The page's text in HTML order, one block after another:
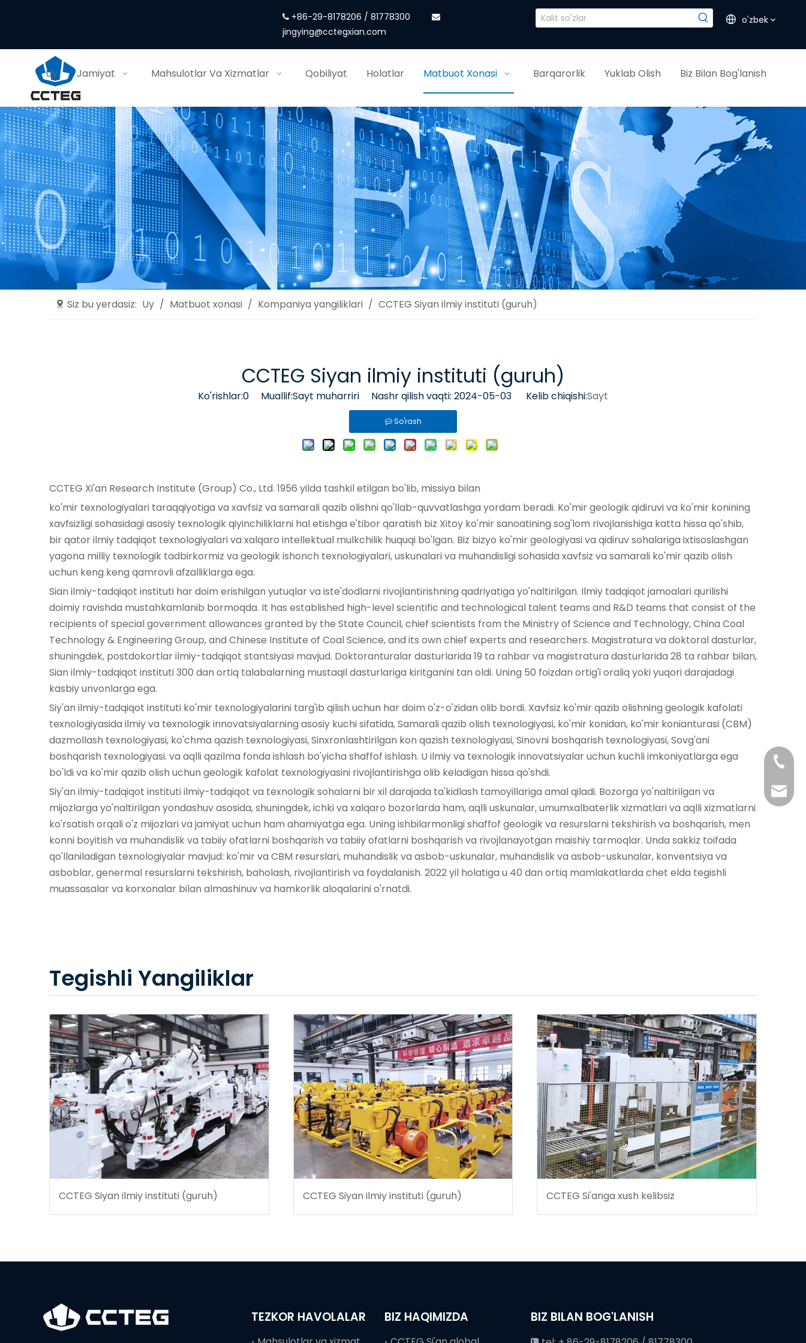
 +86-29-8178206 / 81778300
jingying@cctegxian.com
o'zbek
Uy Jamiyat Mahsulotlar Va Xizmatlar Qobiliyat Holatlar Matbuot Xonasi Barqarorlik Yuklab Olish Biz Bilan Bog'lanish
Siz bu yerdasiz: Uy / Matbuot xonasi / Kompaniya yangiliklari / CCTEG Siyan ilmiy instituti (guruh)
CCTEG Siyan ilmiy instituti (guruh)
Ko'rishlar:0 Muallif:Sayt muharriri Nashr qilish vaqti: 2024-05-03 Kelib chiqishi:Sayt
So'rash
CCTEG Xi'an Research Institute (Group) Co., Ltd. 1956 yilda tashkil etilgan bo'lib, missiya bilan
ko'mir texnologiyalari taraqqiyotiga va xavfsiz va samarali qazib olishni qo'llab-quvvatlashga yordam beradi. Ko'mir geologik qidiruvi va ko'mir konining
xavfsizligi sohasidagi asosiy texnologik qiyinchiliklarni hal etishga e'tibor qaratish biz Xitoy ko'mir sanoatining sog'lom rivojlanishiga katta hissa qo'shib,
bir qator ilmiy tadqiqot texnologiyalari va xalqaro intellektual mulkchilik huquqi bo'lgan. Biz bizyo ko'mir geologiyasi va qidiruv sohalariga ixtisoslashgan
yagona milliy texnologik tadbirkormiz va geologik ishonch texnologiyalari, uskunalari va muhandisligi sohasida xavfsiz va samarali ko'mir qazib olish
uchun keng keng qamrovli afzalliklarga ega.
Sian ilmiy-tadqiqot instituti har doim erishilgan yutuqlar va iste'dodlarni rivojlantirishning qadriyatiga yo'naltirilgan. Ilmiy tadqiqot jamoalari qurilishi
doimiy ravishda mustahkamlanib bormoqda. It has established high-level scientific and technological talent teams and R&D teams that consist of the
recipients of special government allowances granted by the State Council, chief scientists from the Ministry of Science and Technology, China Coal
Technology & Engineering Group, and Chinese Institute of Coal Science, and its own chief experts and researchers. Magistratura va doktoral dasturlar,
shuningdek, postdokortlar ilmiy-tadqiqot stantsiyasi mavjud. Doktoranturalar dasturlarida 19 ta rahbar va magistratura dasturlarida 28 ta rahbar bilan,
Sian ilmiy-tadqiqot instituti 300 dan ortiq talabalarning mustaqil dasturlariga kiritganini tan oldi. Uning 50 foizdan ortig'i oraliq yoki yuqori darajadagi
kasbiy unvonlarga ega.
Siy'an ilmiy-tadqiqot instituti ko'mir texnologiyalarini targ'ib qilish uchun har doim o'z-o'zidan olib bordi. Xavfsiz ko'mir qazib olishning geologik kafolati
texnologiyasida ilmiy va texnologik innovatsiyalarning asosiy kuchi sifatida, Samarali qazib olish texnologiyasi, ko'mir konidan, ko'mir konianturasi (CBM)
dazmollash texnologiyasi, ko'chma qazish texnologiyasi, Sinxronlashtirilgan kon qazish texnologiyasi, Sinovni boshqarish texnologiyasi, Sovg'ani
boshqarish texnologiyasi. va aqlli qazilma fonda ishlash bo'yicha shaffof ishlash. U ilmiy va texnologik innovatsiyalar uchun kuchli imkoniyatlarga ega
bo'ldi va ko'mir qazib olish uchun geologik kafolat texnologiyasini rivojlantirishga olib keladigan hissa qo'shdi.
Siy'an ilmiy-tadqiqot instituti ilmiy-tadqiqot va texnologik sohalarni bir xil darajada ta'kidlash tamoyillariga amal qiladi. Bozorga yo'naltirilgan va
mijozlarga yo'naltirilgan yondashuv asosida, shuningdek, ichki va xalqaro bozorlarda ham, aqlli uskunalar, umumxalbaterlik xizmatlari va aqlli xizmatlarni
ko'rsatish orqali o'z mijozlari va jamiyat uchun ham ahamiyatga ega. Uning ishbilarmonligi shaffof geologik va resurslarni tekshirish va boshqarish, men
konni boyitish va muhandislik va tabiiy ofatlarni boshqarish va tabiiy ofatlarni boshqarish va rivojlanayotgan maishiy tarmoqlar. Unda sakkiz toifada
qo'llaniladigan texnologiyalar mavjud: ko'mir va CBM resurslari, muhandislik va asbob-uskunalar, muhandislik va asbob-uskunalar, konventsiya va
asboblar, genermal resurslarni tekshirish, baholash, rivojlantirish va foydalanish. 2022 yil holatiga u 40 dan ortiq mamlakatlarda chet elda tegishli
muassasalar va korxonalar bilan almashinuv va hamkorlik aloqalarini o'rnatdi.
Tegishli Yangiliklar
CCTEG Siyan ilmiy instituti (guruh) CCTEG Siyan ilmiy instituti (guruh) CCTEG Si'anga xush kelibsiz
TEZKOR HAVOLALAR BIZ HAQIMIZDA
+ 86-
+ 86-
BIZ BILAN BOG'LANISH